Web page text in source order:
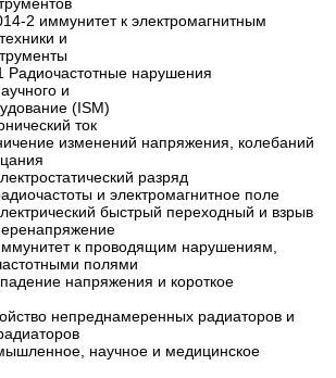
2 иммунитет к электромагнитным
и
Радиочастотные нарушения
и
(ISM)
ток
изменений напряжения, колебаний
разряд
и электромагнитное поле
быстрый переходный и взрыв
к проводящим нарушениям,
полями
падение напряжения и короткое
непреднамеренных радиаторов и
научное и медицинское